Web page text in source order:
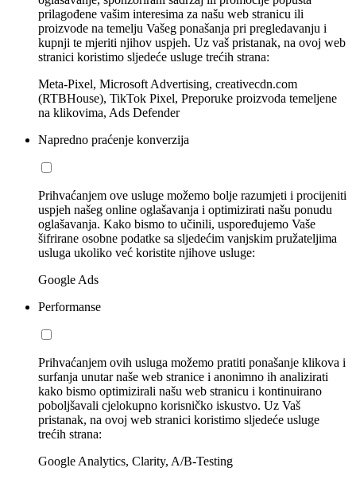
prilagođene vašim interesima za našu web stranicu ili
proizvode na temelju Vašeg ponašanja pri pregledavanju i
kupnji te mjeriti njihov uspjeh. Uz vaš pristanak, na ovoj web
stranici koristimo sljedeće usluge trećih strana:
Meta-Pixel, Microsoft Advertising, creativecdn.com
(RTBHouse), TikTok Pixel, Preporuke proizvoda temeljene
na klikovima, Ads Defender
Napredno praćenje konverzija
Prihvaćanjem ove usluge možemo bolje razumjeti i procijeniti
uspjeh našeg online oglašavanja i optimizirati našu ponudu
oglašavanja. Kako bismo to učinili, uspoređujemo Vaše
šifrirane osobne podatke sa sljedećim vanjskim pružateljima
usluga ukoliko već koristite njihove usluge:
Google Ads
Performanse
Prihvaćanjem ovih usluga možemo pratiti ponašanje klikova i
surfanja unutar naše web stranice i anonimno ih analizirati
kako bismo optimizirali našu web stranicu i kontinuirano
poboljšavali cjelokupno korisničko iskustvo. Uz Vaš
pristanak, na ovoj web stranici koristimo sljedeće usluge
trećih strana:
Google Analytics, Clarity, A/B-Testing